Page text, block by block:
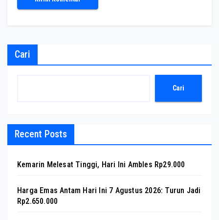
Cari
Cari
Recent Posts
Kemarin Melesat Tinggi, Hari Ini Ambles Rp29.000
Harga Emas Antam Hari Ini 7 Agustus 2026: Turun Jadi
Rp2.650.000